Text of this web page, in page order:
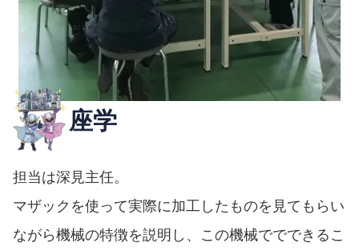
座学
担当は深見主任。
マザックを使って実際に加工したものを見てもらい
ながら機械の特徴を説明し、この機械ででできるこ